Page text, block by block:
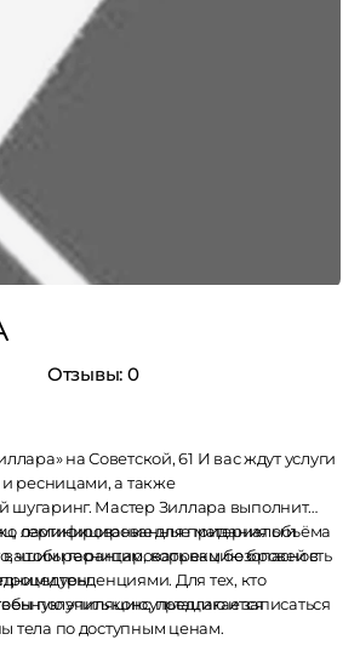
Отзывы: 0
на Советской, 61 И вас ждут услуги
ресницами, а также
Зиллара выполнит
ламинирование для придания объёма
вашим ресницам, коррекцию бровей в
тенденциями. Для тех, кто
эпиляцию, предлагается
тела по доступным ценам.
сертифицированные материалы и
чтобы гарантировать вам безопасность
получить консультацию и записаться